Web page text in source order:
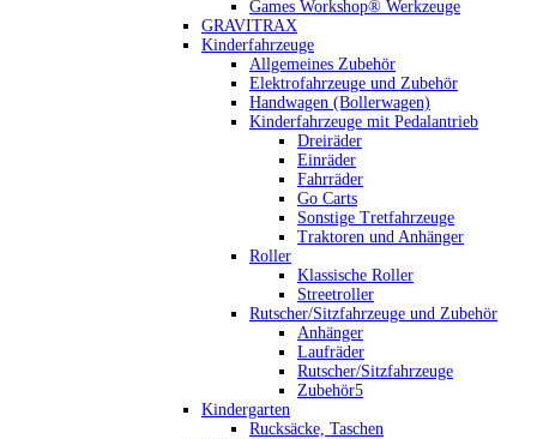
Games Workshop® Werkzeuge
GRAVITRAX
Kinderfahrzeuge
Allgemeines Zubehör
Elektrofahrzeuge und Zubehör
Handwagen (Bollerwagen)
Kinderfahrzeuge mit Pedalantrieb
Dreiräder
Einräder
Fahrräder
Go Carts
Sonstige Tretfahrzeuge
Traktoren und Anhänger
Roller
Klassische Roller
Streetroller
Rutscher/Sitzfahrzeuge und Zubehör
Anhänger
Laufräder
Rutscher/Sitzfahrzeuge
Zubehör5
Kindergarten
Rucksäcke, Taschen